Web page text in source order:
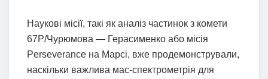
Наукові місії, такі як аналіз частинок з комети
67P/Чурюмова — Герасименко або місія
Perseverance на Марсі, вже продемонстрували,
наскільки важлива мас-спектрометрія для